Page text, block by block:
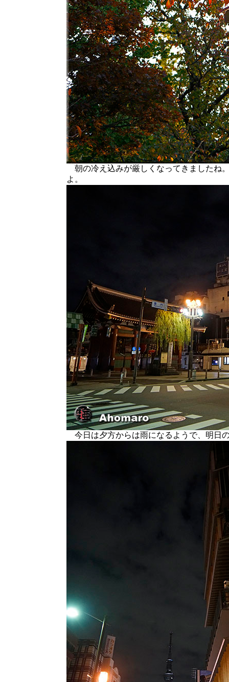
朝の冷え込みが厳しくなってきましたね
よ。
今日は夕方からは雨になるようで、明日